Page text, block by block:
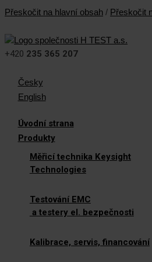
Přeskočit na hlavní obsah / Přeskočit
+420 235 365 207
Česky
English
Úvodní strana
Produkty
Měřicí technika Keysight
Technologies
Testování EMC
a testery el. bezpečnosti
Kalibrace, servis, financování